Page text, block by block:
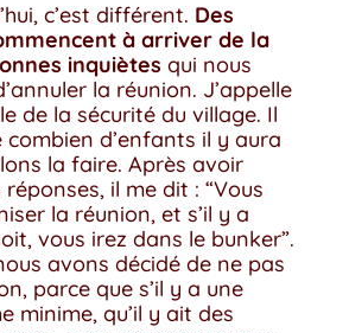
c’est différent. Des
à arriver de la
inquiètes qui nous
la réunion. J’appelle
de la sécurité du village. Il
combien d’enfants il y aura
la faire. Après avoir
il me dit : “Vous
la réunion, et s’il y a
vous irez dans le bunker”.
avons décidé de ne pas
parce que s’il y a une
minime, qu’il y ait des